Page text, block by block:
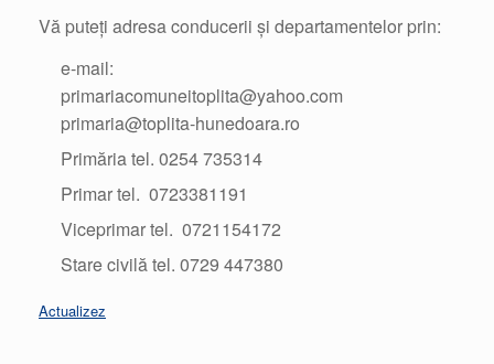
Vă puteți adresa conducerii și departamentelor prin:
e-mail:
primariacomuneitoplita@yahoo.com
primaria@toplita-hunedoara.ro
Primăria tel. 0254 735314
Primar tel. 0723381191
Viceprimar tel. 0721154172
Stare civilă tel. 0729 447380
Actualizez